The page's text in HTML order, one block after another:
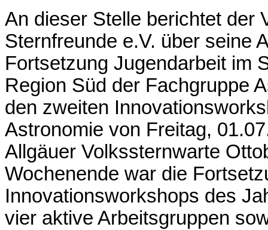
An dieser Stelle berichtet der
Sternfreunde e.V. über seine
Fortsetzung Jugendarbeit im
Region Süd der Fachgruppe
den zweiten
Astronomie von Freitag,
Allgäuer Volkssternwarte
Wochenende war die
Innovationsworkshops des
vier aktive Arbeitsgruppen